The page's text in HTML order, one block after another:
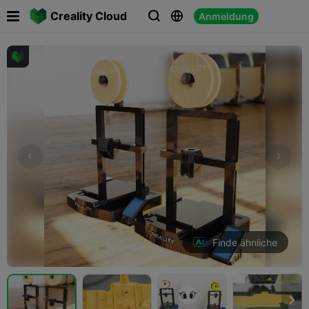
Creality Cloud   Anmeldung
Finde ähnliche
